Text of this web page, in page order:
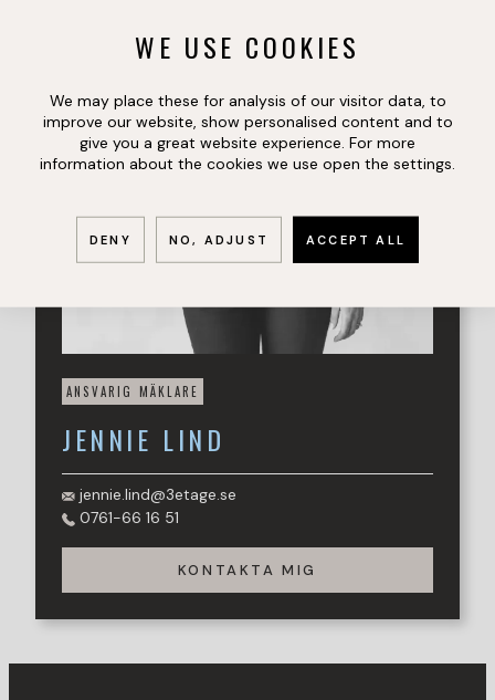
serviceutbud, grönskande Pålsjö skog samt den populära
strandpromenaden längs Öresund. I närområdet finns
vardagen.
Detta är det perfekta boendet för dig som söker din
Varmt välkommen att boka tid för visning!
ANSVARIG MÄKLARE
JENNIE LIND
jennie.lind@3etage.se
0761-66 16 51
KONTAKTA MIG
WE USE COOKIES
We may place these for analysis of our visitor data, to
improve our website, show personalised content and to
give you a great website experience. For more
information about the cookies we use open the settings.
DENY NO, ADJUST ACCEPT ALL